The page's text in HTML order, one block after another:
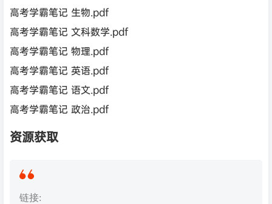
高考学霸笔记 生物.pdf
高考学霸笔记 文科数学.pdf
高考学霸笔记 物理.pdf
高考学霸笔记 英语.pdf
高考学霸笔记 语文.pdf
高考学霸笔记 政治.pdf
资源获取
链接: